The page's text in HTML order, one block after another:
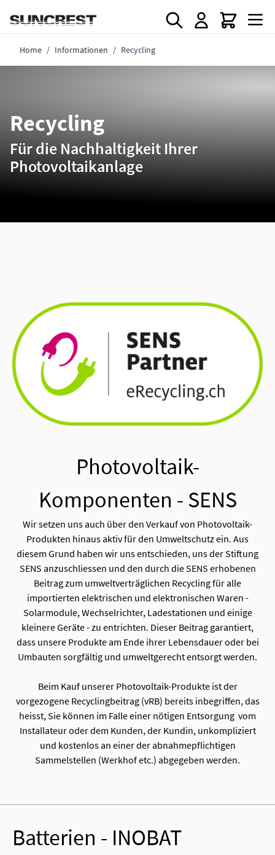
Home / Informationen / Recycling
Recycling
Für die Nachhaltigkeit Ihrer
Photovoltaikanlage
Photovoltaik-
Komponenten - SENS
Wir setzen uns auch über den Verkauf von Photovoltaik-
Produkten hinaus aktiv für den Umweltschutz ein. Aus
diesem Grund haben wir uns entschieden, uns der Stiftung
SENS anzuschliessen und den durch die SENS erhobenen
Beitrag zum umweltverträglichen Recycling für alle
importierten elektrischen und elektronischen Waren -
Solarmodule, Wechselrichter, Ladestationen und einige
kleinere Geräte - zu entrichten. Dieser Beitrag garantiert,
dass unsere Produkte am Ende ihrer Lebensdauer oder bei
Umbauten sorgfältig und umweltgerecht entsorgt werden.
Beim Kauf unserer Photovoltaik-Produkte ist der
vorgezogene Recyclingbeitrag (vRB) bereits inbegriffen, das
heisst, Sie können im Falle einer nötigen Entsorgung vom
Installateur oder dem Kunden, der Kundin, unkompliziert
und kostenlos an einer der abnahmepflichtigen
Sammelstellen (Werkhof etc.) abgegeben werden.
Batterien - INOBAT